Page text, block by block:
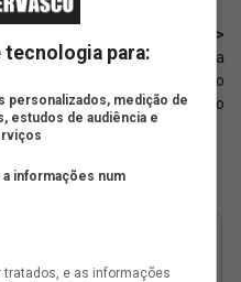
Próximo >
Cria do Vasco, Rayan faz sua
estreia pela Seleção na Copa do
Mundo
tecnologia para:
personalizados, medição de
estudos de audiência e
informações num
e as informações